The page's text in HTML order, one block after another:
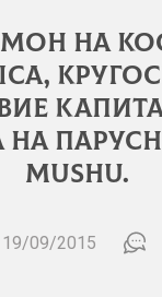
на
на
Mushu.
19/09/2015